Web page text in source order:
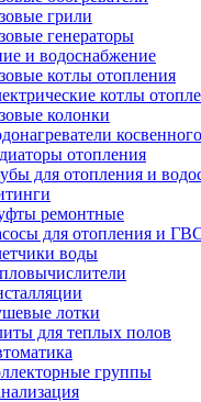
грили
генераторы
и водоснабжение
котлы отопления
котлы
колонки
отопления
для отопления и
ремонтные
для отопления и
воды
лотки
для теплых полов
группы